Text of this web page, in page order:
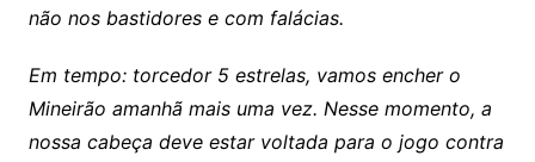
não nos bastidores e com falácias.
Em tempo: torcedor 5 estrelas, vamos encher o
Mineirão amanhã mais uma vez. Nesse momento, a
nossa cabeça deve estar voltada para o jogo contra